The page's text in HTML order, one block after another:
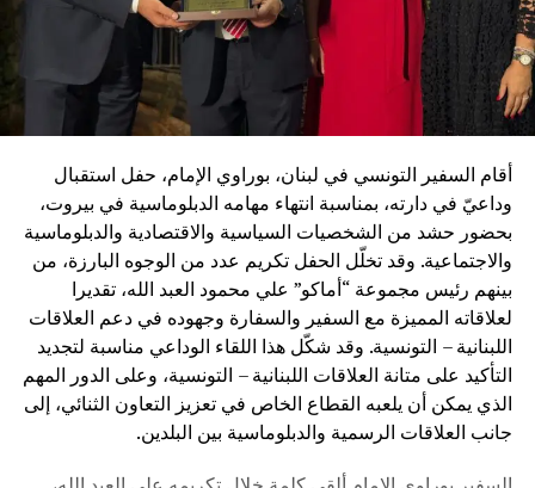
أقام السفير التونسي في لبنان، بوراوي الإمام، حفل استقبال
وداعيّ في دارته، بمناسبة انتهاء مهامه الدبلوماسية في بيروت،
بحضور حشد من الشخصيات السياسية والاقتصادية والدبلوماسية
والاجتماعية. وقد تخلّل الحفل تكريم عدد من الوجوه البارزة، من
بينهم رئيس مجموعة “أماكو” علي محمود العبد الله، تقديرا
لعلاقاته المميزة مع السفير والسفارة وجهوده في دعم العلاقات
اللبنانية – التونسية. وقد شكّل هذا اللقاء الوداعي مناسبة لتجديد
التأكيد على متانة العلاقات اللبنانية – التونسية، وعلى الدور المهم
الذي يمكن أن يلعبه القطاع الخاص في تعزيز التعاون الثنائي، إلى
جانب العلاقات الرسمية والدبلوماسية بين البلدين.